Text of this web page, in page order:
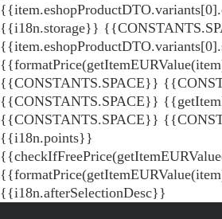
{{i18n.storage}}
{{CONSTANTS.SPACE}}
{{CONSTANTS.SPACE}}
{{CONSTANTS.SPACE}}
{{i18n.points}}
{{i18n.afterSelectionDesc}}